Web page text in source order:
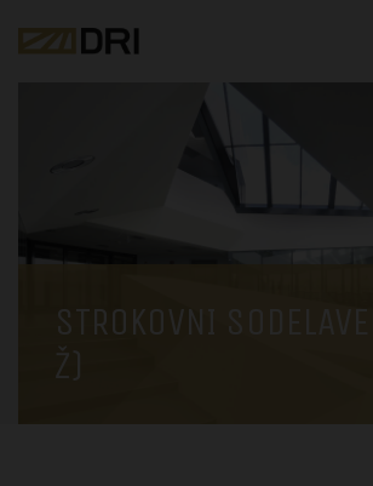
STROKOVNI
Ž)